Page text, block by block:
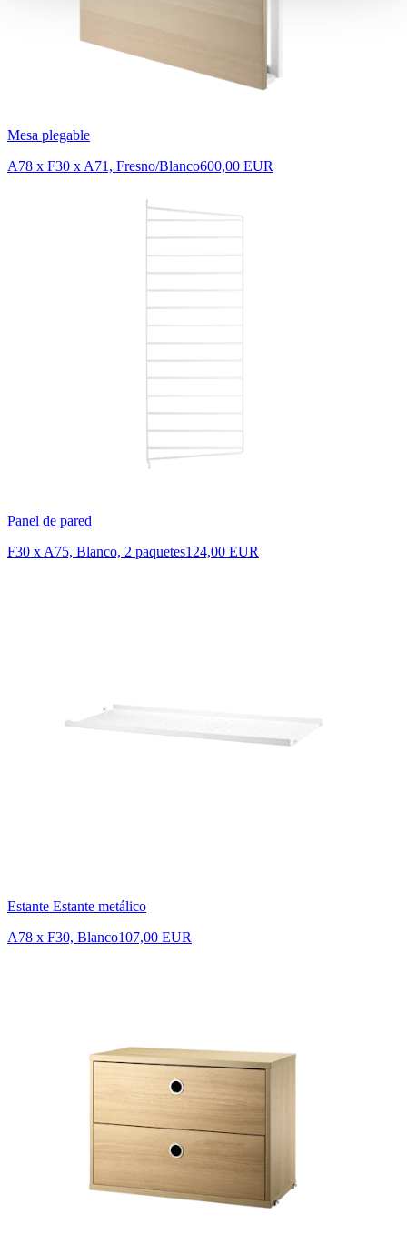
Mesa plegable
A78 x F30 x A71, Fresno/Blanco600,00 EUR
Panel de pared
F30 x A75, Blanco, 2 paquetes124,00 EUR
Estante Estante metálico
A78 x F30, Blanco107,00 EUR